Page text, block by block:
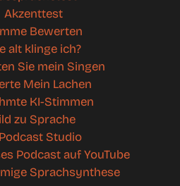
Akzenttest
Bewerten
alt klinge ich?
Sie mein Singen
Mein Lachen
KI-Stimmen
zu Sprache
Studio
Podcast auf YouTube
Sprachsynthese